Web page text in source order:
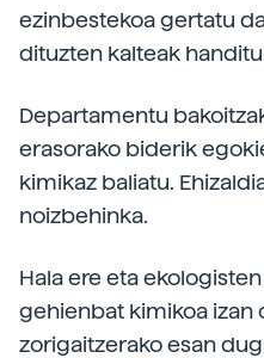
ezinbestekoa gertatu
dituzten kalteak
Departamentu
erasorako biderik
kimikaz baliatu.
noizbehinka.
Hala ere eta
gehienbat kimikoa izan
zorigaitzerako esan